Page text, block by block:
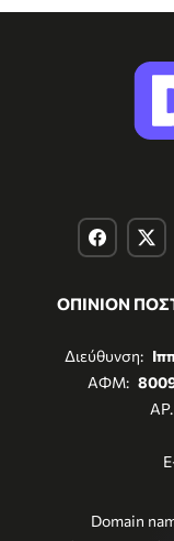
ΟΠΙΝΙΟΝ
Διεύθυνση:
ΑΦΜ:
Domain